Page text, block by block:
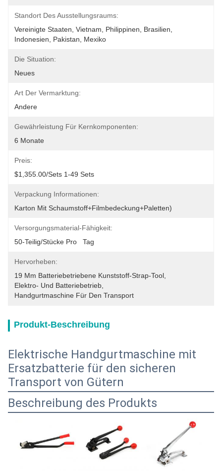
Standort Des Ausstellungsraums:
Vereinigte Staaten, Vietnam, Philippinen, Brasilien,
Indonesien, Pakistan, Mexiko
Die Situation:
Neues
Art Der Vermarktung:
Andere
Gewährleistung Für Kernkomponenten:
6 Monate
Preis:
$1,355.00/sets 1-49 Sets
Verpackung Informationen:
Karton Mit Schaumstoff+Filmbedeckung+Paletten)
Versorgungsmaterial-Fähigkeit:
50-Teilig/Stücke Pro   Tag
Hervorheben:
19 Mm Batteriebetriebene Kunststoff-Strap-Tool
Elektro- Und Batteriebetrieb
Handgurtmaschine Für Den Transport
Produkt-Beschreibung
Elektrische Handgurtmaschine mit
Ersatzbatterie für den sicheren
Transport von Gütern
Beschreibung des Produkts